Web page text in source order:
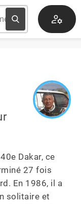
Dakar, ce
27 fois
En 1986, il a
solitaire et